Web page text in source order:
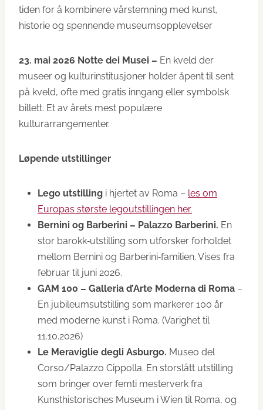
tiden for å kombinere vårstemning med kunst,
historie og spennende museumsopplevelser
23. mai 2026 Notte dei Musei – En kveld der
museer og kulturinstitusjoner holder åpent til sent
på kveld, ofte med gratis inngang eller symbolsk
billett. Et av årets mest populære
kulturarrangementer.
Løpende utstillinger
Lego utstilling i hjertet av Roma – les om
Europas største legoutstillingen her.
Bernini og Barberini – Palazzo Barberini. En
stor barokk‑utstilling som utforsker forholdet
mellom Bernini og Barberini‑familien. Vises fra
februar til juni 2026.
GAM 100 – Galleria d’Arte Moderna di Roma –
En jubileumsutstilling som markerer 100 år
med moderne kunst i Roma. (Varighet til
11.10.2026)
Le Meraviglie degli Asburgo. Museo del
Corso/Palazzo Cippolla. En storslått utstilling
som bringer over femti mesterverk fra
Kunsthistorisches Museum i Wien til Roma, og